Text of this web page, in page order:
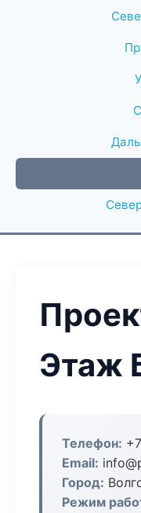
Этаж
Телефон:
Email:
Город:
Режим